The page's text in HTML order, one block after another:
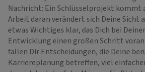
Nachricht: Ein Schlüsselprojekt kommt
Arbeit daran verändert sich Deine Sicht
etwas Wichtiges klar, das Dich bei
Entwicklung einen großen Schritt
fallen Dir Entscheidungen, die Deine
Karriereplanung betreffen, viel